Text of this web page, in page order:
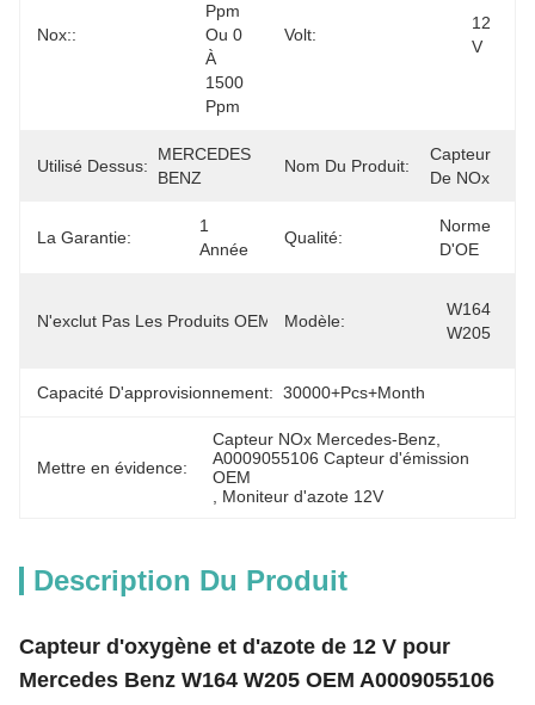
Nox::
Ppm
Ou 0
À
1500
Ppm
Volt:
12
V
Utilisé Dessus:
MERCEDES
BENZ
Nom Du Produit:
Capteur
De NOx
La Garantie:
1
Année
Qualité:
Norme
D'OE
N'exclut Pas Les Produits OEM.:
Les États
Modèle:
W164
W205
Capacité D'approvisionnement: 30000+Pcs+Month
Mettre en évidence:
Capteur NOx Mercedes-Benz
A0009055106 Capteur d'émission
OEM
Moniteur d'azote 12V
Description Du Produit
Capteur d'oxygène et d'azote de 12 V pour
Mercedes Benz W164 W205 OEM A0009055106